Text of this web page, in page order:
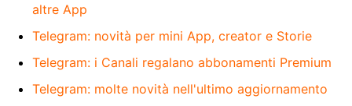
altre App
Telegram: novità per mini App, creator e Storie
Telegram: i Canali regalano abbonamenti Premium
Telegram: molte novità nell'ultimo aggiornamento